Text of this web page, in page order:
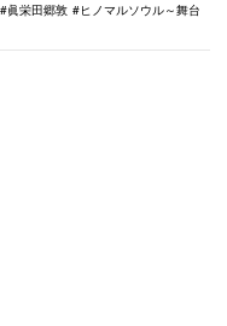
眞栄田郷敦
ヒノマルソウル～舞台